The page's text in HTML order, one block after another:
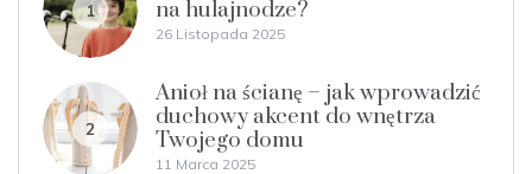
1
na hulajnodze?
26 Listopada 2025
2
Anioł na ścianę – jak wprowadzić
duchowy akcent do wnętrza
Twojego domu
11 Marca 2025